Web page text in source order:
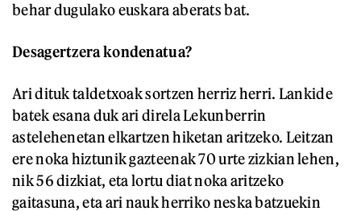
behar dugulako euskara aberats bat.
Desagertzera kondenatua?
Ari dituk taldetxoak sortzen herriz herri. Lankide
batek esana duk ari direla Lekunberrin
astelehenetan elkartzen hiketan aritzeko. Leitzan
ere noka hiztunik gazteenak 70 urte zizkian lehen,
nik 56 dizkiat, eta lortu diat noka aritzeko
gaitasuna, eta ari nauk herriko neska batzuekin